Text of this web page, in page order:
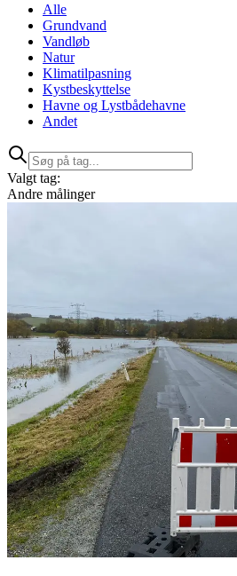
Alle
Grundvand
Vandløb
Natur
Klimatilpasning
Kystbeskyttelse
Havne og Lystbådehavne
Andet
Valgt tag:
Andre målinger